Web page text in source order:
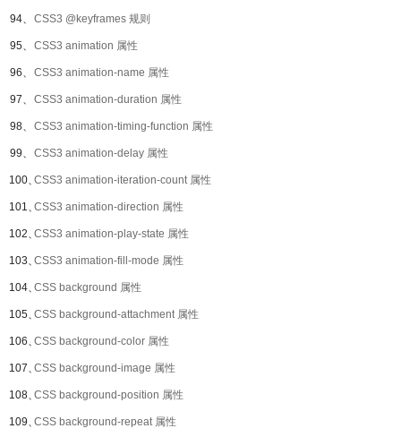
94、 CSS3 @keyframes 规则
95、 CSS3 animation 属性
96、 CSS3 animation-name 属性
97、 CSS3 animation-duration 属性
98、 CSS3 animation-timing-function 属性
99、 CSS3 animation-delay 属性
100、CSS3 animation-iteration-count 属性
101、CSS3 animation-direction 属性
102、CSS3 animation-play-state 属性
103、CSS3 animation-fill-mode 属性
104、CSS background 属性
105、CSS background-attachment 属性
106、CSS background-color 属性
107、CSS background-image 属性
108、CSS background-position 属性
109、CSS background-repeat 属性